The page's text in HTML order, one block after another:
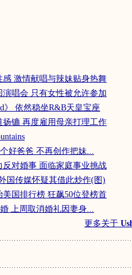
感 激情献唱与辣妹贴身热舞
演唱会 只有女性被允许参加
》 依然稳坐R&B天皇宝座
扬镳 再度雇用母亲打理工作
好爸爸 不再创作把妹...
反对婚事 面临家庭事业挑战
国传媒怀疑其借此炒作(图)
美国排行榜 狂飙50位登榜首
上周取消婚礼因妻身...
更多关于